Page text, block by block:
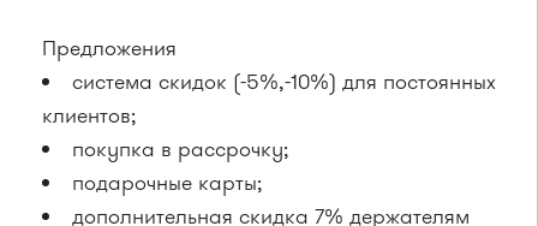
Предложения
система скидок (-5%,-10%) для постоянных
клиентов;
покупка в рассрочку;
подарочные карты;
дополнительная скидка 7% держателям